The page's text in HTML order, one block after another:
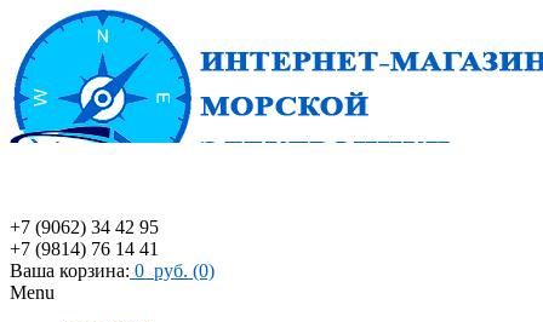
+7 (9062) 34 42 95
+7 (9814) 76 14 41
Ваша корзина: 0 руб. (0)
Menu